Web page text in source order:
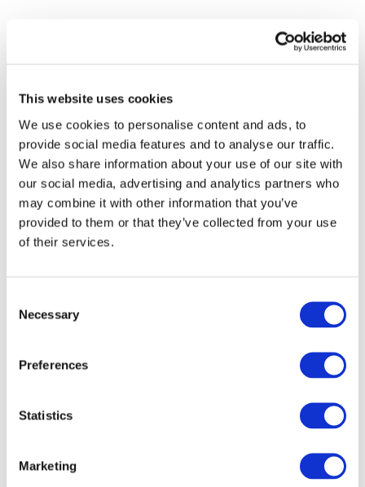
This website uses cookies
We use cookies to personalise content and ads, to
provide social media features and to analyse our traffic.
We also share information about your use of our site with
our social media, advertising and analytics partners who
may combine it with other information that you’ve
provided to them or that they’ve collected from your use
of their services.
Selection
Necessary
Preferences
Statistics
Marketing
Всі заходи
Концерти